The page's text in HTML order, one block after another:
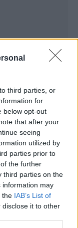
third parties, or
for
below opt-out
that after your
seeing
utilized by
parties prior to
the further
third parties on the
information may
the IAB’s List of
it to other
Google News
της ημέρας
στο Instagram